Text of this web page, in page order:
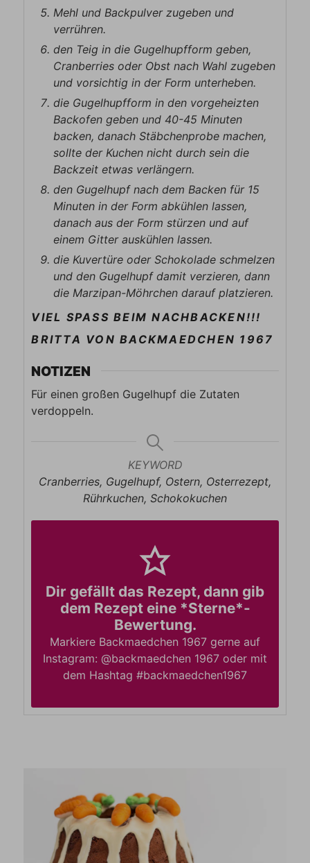
Mehl und Backpulver zugeben und
verrühren.
den Teig in die Gugelhupfform geben,
Cranberries oder Obst nach Wahl zugeben
und vorsichtig in der Form unterheben.
die Gugelhupfform in den vorgeheizten
Backofen geben und 40-45 Minuten
backen, danach Stäbchenprobe machen,
sollte der Kuchen nicht durch sein die
Backzeit etwas verlängern.
den Gugelhupf nach dem Backen für 15
Minuten in der Form abkühlen lassen,
danach aus der Form stürzen und auf
einem Gitter auskühlen lassen.
die Kuvertüre oder Schokolade schmelzen
und den Gugelhupf damit verzieren, dann
die Marzipan-Möhrchen darauf platzieren.
VIEL SPASS BEIM NACHBACKEN!!!
BRITTA VON BACKMAEDCHEN 1967
NOTIZEN
Für einen großen Gugelhupf die Zutaten
verdoppeln.
KEYWORD
Cranberries, Gugelhupf, Ostern, Osterrezept,
Rührkuchen, Schokokuchen
Dir gefällt das Rezept, dann gib
dem Rezept eine *Sterne*-
Bewertung.
Markiere Backmaedchen 1967 gerne auf
Instagram: @backmaedchen 1967 oder mit
dem Hashtag #backmaedchen1967